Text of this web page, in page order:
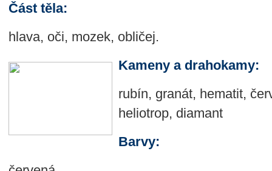
Část těla:
hlava, oči, mozek, obličej.
Kameny a drahokamy:
rubín, granát, hematit,
heliotrop, diamant
Barvy: